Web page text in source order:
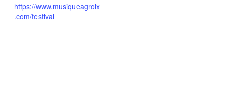
https://www.musiqueagroix
.com/festival